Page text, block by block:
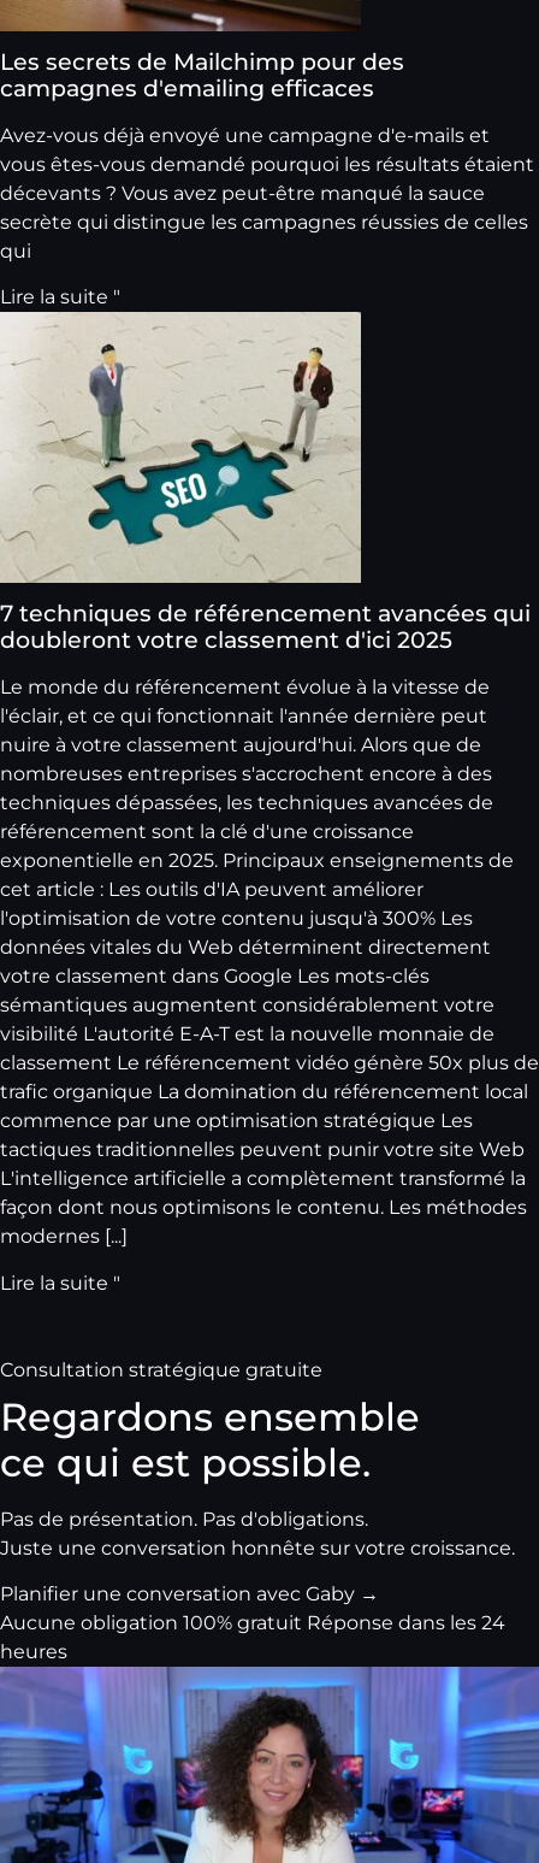
Les secrets de Mailchimp pour des
campagnes d'emailing efficaces
Avez-vous déjà envoyé une campagne d'e-mails et
vous êtes-vous demandé pourquoi les résultats étaient
décevants ? Vous avez peut-être manqué la sauce
secrète qui distingue les campagnes réussies de celles
qui
Lire la suite "
7 techniques de référencement avancées qui
doubleront votre classement d'ici 2025
Le monde du référencement évolue à la vitesse de
l'éclair, et ce qui fonctionnait l'année dernière peut
nuire à votre classement aujourd'hui. Alors que de
nombreuses entreprises s'accrochent encore à des
techniques dépassées, les techniques avancées de
référencement sont la clé d'une croissance
exponentielle en 2025. Principaux enseignements de
cet article : Les outils d'IA peuvent améliorer
l'optimisation de votre contenu jusqu'à 300% Les
données vitales du Web déterminent directement
votre classement dans Google Les mots-clés
sémantiques augmentent considérablement votre
visibilité L'autorité E-A-T est la nouvelle monnaie de
classement Le référencement vidéo génère 50x plus de
trafic organique La domination du référencement local
commence par une optimisation stratégique Les
tactiques traditionnelles peuvent punir votre site Web
L'intelligence artificielle a complètement transformé la
façon dont nous optimisons le contenu. Les méthodes
modernes [...]
Lire la suite "
Consultation stratégique gratuite
Regardons ensemble
ce qui est possible.
Pas de présentation. Pas d'obligations.
Juste une conversation honnête sur votre croissance.
Planifier une conversation avec Gaby →
Aucune obligation 100% gratuit Réponse dans les 24
heures